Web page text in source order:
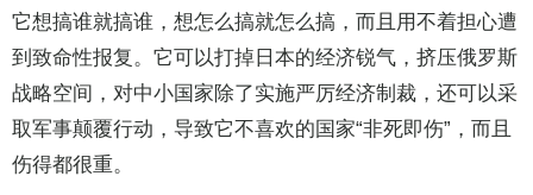
它想搞谁就搞谁，想怎么搞就怎么搞，而且用不着担心遭
到致命性报复。它可以打掉日本的经济锐气，挤压俄罗斯
战略空间，对中小国家除了实施严厉经济制裁，还可以采
取军事颠覆行动，导致它不喜欢的国家“非死即伤”，而且
伤得都很重。